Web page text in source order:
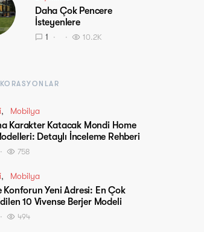
Daha Çok Pencere
İsteyenlere
1 10.2K
Mobilya
Karakter Katacak Mondi Home
Detaylı İnceleme Rehberi
758
Mobilya
Konforun Yeni Adresi: En Çok
10 Vivense Berjer Modeli
494